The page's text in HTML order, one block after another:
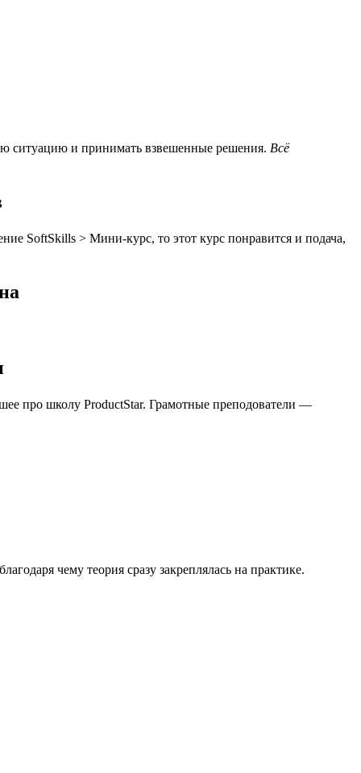
ситуацию и принимать взвешенные решения. Всё
SoftSkills > Мини-курс, то этот курс понравится и подача,
про школу ProductStar. Грамотные преподователи —
чему теория сразу закреплялась на практике.